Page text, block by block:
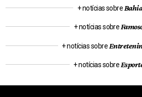
+ notícias sobre
+ notícias sobre
+ notícias sobre
+ notícias sobre